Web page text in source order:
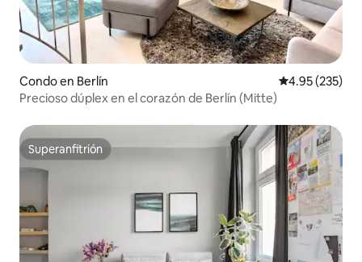
Condo en Berlín Calificación
4.95 (235)
Precioso dúplex en el corazón de Berlín (Mitte)
Superanfitrión
Superanfitrión